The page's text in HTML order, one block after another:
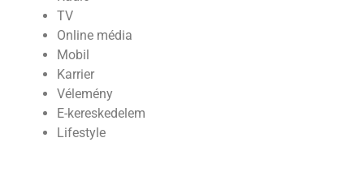
TV
Online média
Mobil
Karrier
Vélemény
E-kereskedelem
Lifestyle